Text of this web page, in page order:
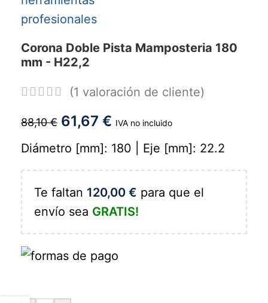
Corona Doble Pista Mamposteria 180
mm - H22,2
(1 valoración de cliente)
88,10€ 61,67 € IVA no incluido
Diámetro [mm]: 180 | Eje [mm]: 22.2
Te faltan 120,00 € para que el
envío sea GRATIS!